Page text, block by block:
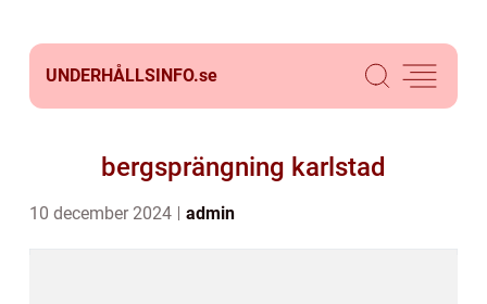
UNDERHÅLLSINFO.se
bergsprängning karlstad
10 december 2024 admin